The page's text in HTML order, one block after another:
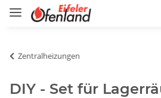
Zentralheizungen
DIY - Set für